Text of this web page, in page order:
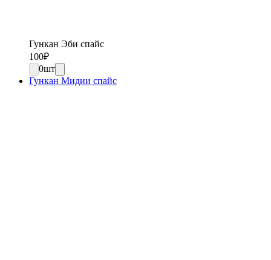
Гункан Эби спайс
100₽
0шт
Гункан Мидии спайс